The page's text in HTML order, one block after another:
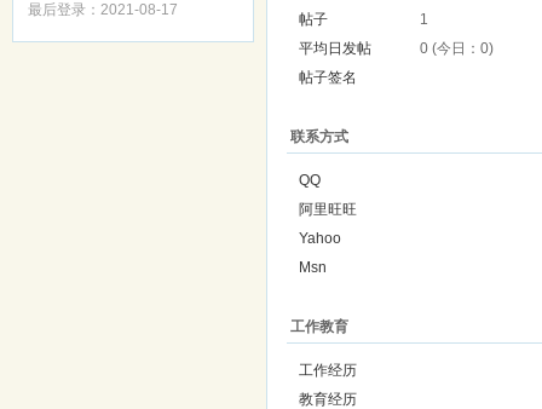
最后登录：2021-08-17
帖子
1
平均日发帖
0 (今日：0)
帖子签名
联系方式
QQ
阿里旺旺
Yahoo
Msn
工作教育
工作经历
教育经历